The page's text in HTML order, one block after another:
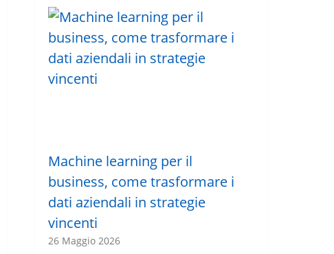
Machine learning per il
business, come trasformare i
dati aziendali in strategie
vincenti
26 Maggio 2026